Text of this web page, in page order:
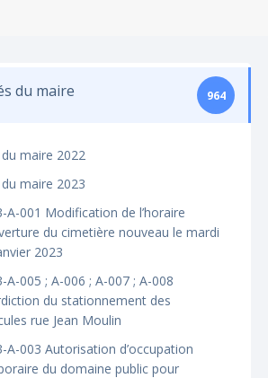
du maire 964
maire 2022
maire 2023
A-001 Modification de l’horaire
du cimetière nouveau le mardi
2023
A-005 ; A-006 ; A-007 ; A-008
du stationnement des
rue Jean Moulin
A-003 Autorisation d’occupation
du domaine public pour